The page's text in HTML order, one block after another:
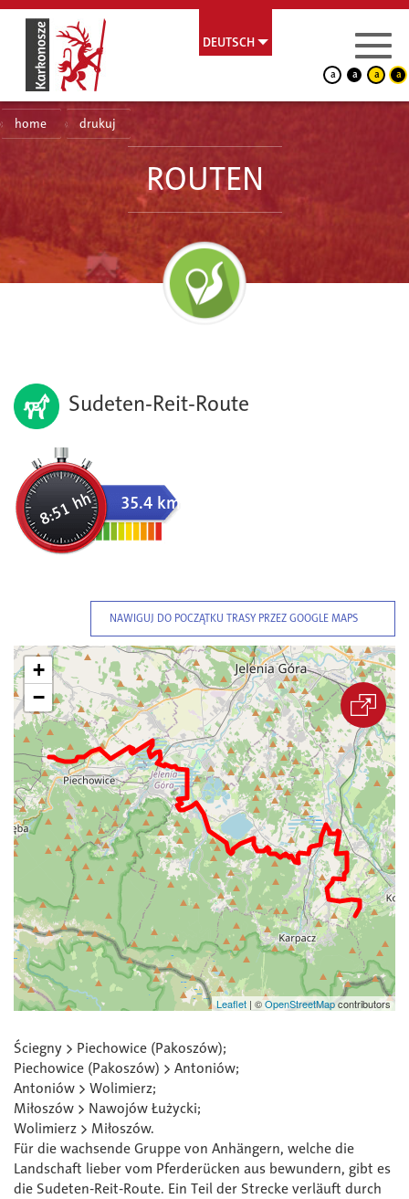
DEUTSCH
a a a a
home drukuj
ROUTEN
Sudeten-Reit-Route
8:51 hh 35.4 km
NAWIGUJ DO POCZĄTKU TRASY PRZEZ GOOGLE MAPS
+
−
Leaflet | ©OpenStreetMapcontributors
Ściegny > Piechowice (Pakoszów);
Piechowice (Pakoszów) > Antoniów;
Antoniów > Wolimierz;
Miłoszów > Nawojów Łużycki;
Wolimierz > Miłoszów.
Für die wachsende Gruppe von Anhängern, welche die
Landschaft lieber vom Pferderücken aus bewundern, gibt es
die Sudeten-Reit-Route. Ein Teil der Strecke verläuft durch